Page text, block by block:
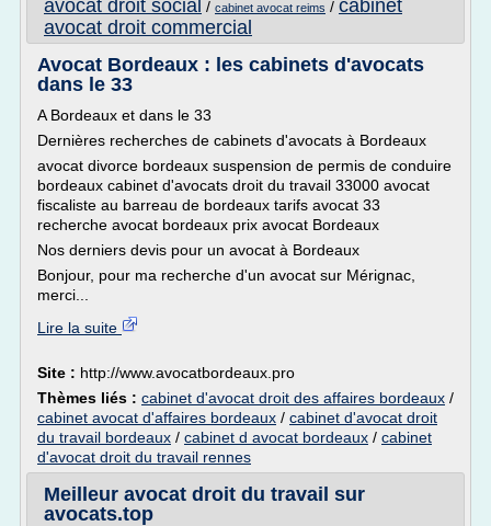
avocat droit social / cabinet avocat reims / cabinet
avocat droit commercial
Avocat Bordeaux : les cabinets d'avocats
dans le 33
A Bordeaux et dans le 33
Dernières recherches de cabinets d'avocats à Bordeaux
avocat divorce bordeaux suspension de permis de conduire
bordeaux cabinet d'avocats droit du travail 33000 avocat
fiscaliste au barreau de bordeaux tarifs avocat 33
recherche avocat bordeaux prix avocat Bordeaux
Nos derniers devis pour un avocat à Bordeaux
Bonjour, pour ma recherche d'un avocat sur Mérignac,
merci...
Lire la suite
Site : http://www.avocatbordeaux.pro
Thèmes liés : cabinet d'avocat droit des affaires bordeaux /
cabinet avocat d'affaires bordeaux / cabinet d'avocat droit
du travail bordeaux / cabinet d avocat bordeaux / cabinet
d'avocat droit du travail rennes
Meilleur avocat droit du travail sur
avocats.top